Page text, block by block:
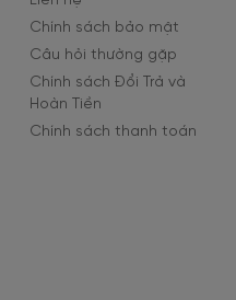
Chính sách bảo mật
Câu hỏi thường gặp
Chính sách Đổi Trả và
Hoàn Tiền
Chính sách thanh toán